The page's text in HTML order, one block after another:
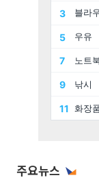
주요뉴스